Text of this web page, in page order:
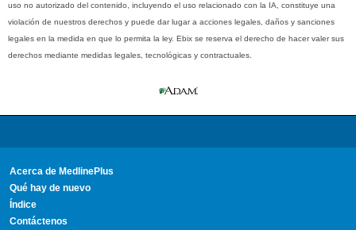
uso no autorizado del contenido, incluyendo el uso relacionado con la IA, constituye una
violación de nuestros derechos y puede dar lugar a acciones legales, daños y sanciones
legales en la medida en que lo permita la ley. Ebix se reserva el derecho de hacer valer sus
derechos mediante medidas legales, tecnológicas y contractuales.
Acerca de MedlinePlus
Qué hay de nuevo
Índice
Contáctenos